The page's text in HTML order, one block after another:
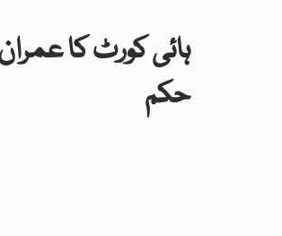
ہائی کورٹ کا
حکم